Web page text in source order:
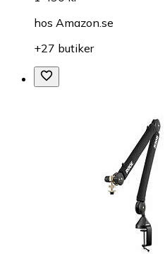
hos Amazon.se
+27 butiker